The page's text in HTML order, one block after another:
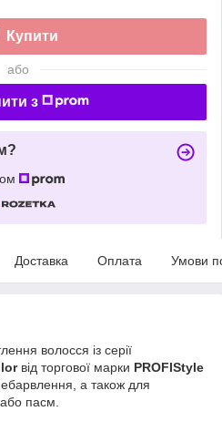
Купити
або
з
Доставка Оплата Умови
волосся із серії
від торгової марки PROFIStyle
а також для
пасм.